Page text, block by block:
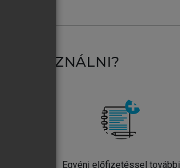
HASZNÁLNI?
Egyéni előfizetéssel további